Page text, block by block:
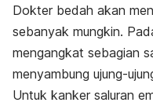
Dokter bedah akan
sebanyak mungkin.
mengangkat sebagian
menyambung ujung-
Untuk kanker saluran